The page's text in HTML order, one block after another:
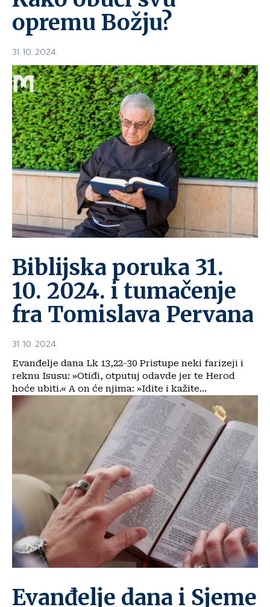
opremu Božju?
31. 10. 2024.
Biblijska poruka 31.
10. 2024. i tumačenje
fra Tomislava Pervana
31. 10. 2024.
Evanđelje dana Lk 13,22-30 Pristupe neki farizeji i
reknu Isusu: »Otiđi, otputuj odavde jer te Herod
hoće ubiti.« A on će njima: »Idite i kažite...
Evanđelje dana i Sjeme